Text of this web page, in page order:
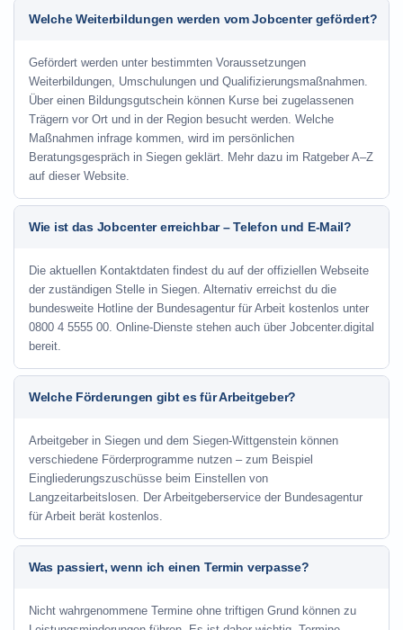
Welche Weiterbildungen werden vom Jobcenter gefördert?
Gefördert werden unter bestimmten Voraussetzungen
Weiterbildungen, Umschulungen und Qualifizierungsmaßnahmen.
Über einen Bildungsgutschein können Kurse bei zugelassenen
Trägern vor Ort und in der Region besucht werden. Welche
Maßnahmen infrage kommen, wird im persönlichen
Beratungsgespräch in Siegen geklärt. Mehr dazu im Ratgeber A–Z
auf dieser Website.
Wie ist das Jobcenter erreichbar – Telefon und E-Mail?
Die aktuellen Kontaktdaten findest du auf der offiziellen Webseite
der zuständigen Stelle in Siegen. Alternativ erreichst du die
bundesweite Hotline der Bundesagentur für Arbeit kostenlos unter
0800 4 5555 00. Online-Dienste stehen auch über Jobcenter.digital
bereit.
Welche Förderungen gibt es für Arbeitgeber?
Arbeitgeber in Siegen und dem Siegen-Wittgenstein können
verschiedene Förderprogramme nutzen – zum Beispiel
Eingliederungszuschüsse beim Einstellen von
Langzeitarbeitslosen. Der Arbeitgeberservice der Bundesagentur
für Arbeit berät kostenlos.
Was passiert, wenn ich einen Termin verpasse?
Nicht wahrgenommene Termine ohne triftigen Grund können zu